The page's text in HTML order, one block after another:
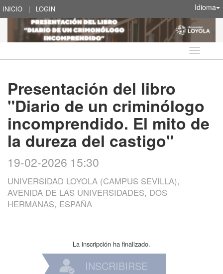
INICIO | LOGIN Idioma
Idioma
Presentación del libro
"Diario de un criminólogo
incomprendido. El mito de
la dureza del castigo"
19-02-2026 15:30
UNIVERSIDAD LOYOLA (CAMPUS SEVILLA),
AVENIDA DE LAS UNIVERSIDADES, DOS
HERMANAS, ESPAÑA
La inscripción ha finalizado.
INSCRIBIRSE